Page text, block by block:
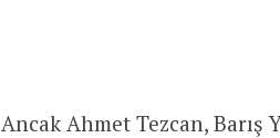
Ancak Ahmet Tezcan, Barış